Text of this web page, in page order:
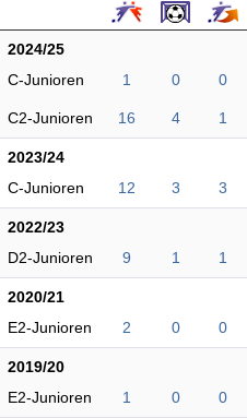
2024/25
C-Junioren
1 0 0
C2-Junioren 16 4 1
2023/24
C-Junioren
12 3 3
2022/23
D2-Junioren
9 1 1
2020/21
E2-Junioren
2 0 0
2019/20
E2-Junioren
1 0 0